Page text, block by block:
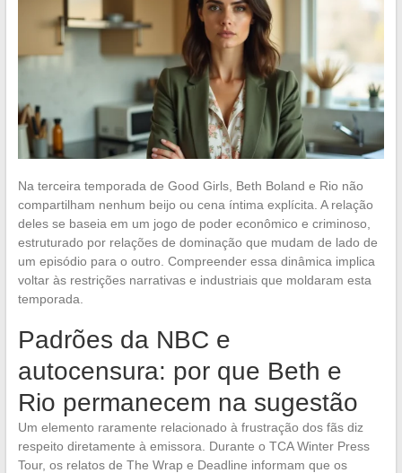
Na terceira temporada de Good Girls, Beth Boland e Rio não
compartilham nenhum beijo ou cena íntima explícita. A relação
deles se baseia em um jogo de poder econômico e criminoso,
estruturado por relações de dominação que mudam de lado de
um episódio para o outro. Compreender essa dinâmica implica
voltar às restrições narrativas e industriais que moldaram esta
temporada.
Padrões da NBC e
autocensura: por que Beth e
Rio permanecem na sugestão
Um elemento raramente relacionado à frustração dos fãs diz
respeito diretamente à emissora. Durante o TCA Winter Press
Tour, os relatos de The Wrap e Deadline informam que os